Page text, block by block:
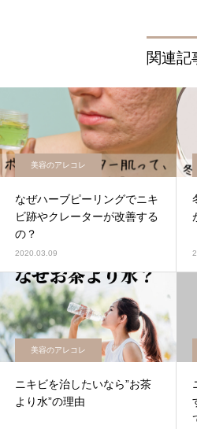
関連記
美容のアレコレ
なぜハーブピーリングでニキ
ビ跡やクレーターが改善する
の？
2020.03.09
美容のアレコレ
ニキビを治したいなら”お茶
より水”の理由